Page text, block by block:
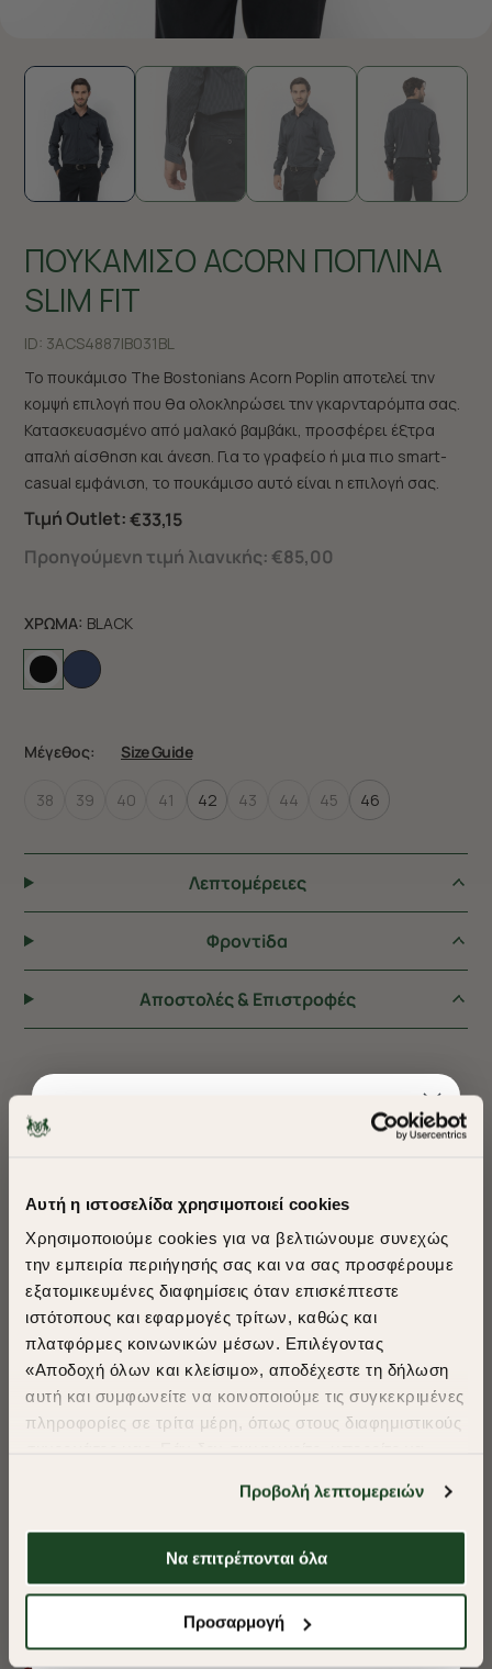
Αυτή η ιστοσελίδα χρησιμοποιεί cookies
Χρησιμοποιούμε cookies για να βελτιώνουμε συνεχώς
την εμπειρία περιήγησής σας και να σας προσφέρουμε
εξατομικευμένες διαφημίσεις όταν επισκέπτεστε
ιστότοπους και εφαρμογές τρίτων, καθώς και
πλατφόρμες κοινωνικών μέσων. Επιλέγοντας
«Αποδοχή όλων και κλείσιμο», αποδέχεστε τη δήλωση
αυτή και συμφωνείτε να κοινοποιούμε τις συγκεκριμένες
πληροφορίες σε τρίτα μέρη, όπως στους διαφημιστικούς
απαιτούμενα cookies» και θα περιοριστούμε
στα cookies και τις τεχνολογίες που είναι απολύτως
απαραίτητα για την ασφαλή απόδοση και
λειτουργικότητα της ιστοσελίδας μας. Ωστόσο, λάβετε
θα μπορούμε να συλλέξουμε πληροφορίες που θα
Προβολή λεπτομερειών
Να επιτρέπονται όλα
Προσαρμογή
ΠΟΥΚΑΜΙΣΟ ACORN ΠΟΠΛΙΝΑ
SLIM FIT
ID: 3ACS4887|B031BL
Το πουκάμισο The Bostonians Acorn Poplin αποτελεί την
κομψή επιλογή που θα ολοκληρώσει την γκαρνταρόμπα σας.
Κατασκευασμένο από μαλακό βαμβάκι, προσφέρει έξτρα
απαλή αίσθηση και άνεση. Για το γραφείο ή μια πιο smart-
casual εμφάνιση, το πουκάμισο αυτό είναι η επιλογή σας.
Τιμή Outlet:€33,15
Προηγούμενη τιμή λιανικής: €85,00
ΧΡΩΜΑ: BLACK
Μέγεθος: Size Guide
38 39 40 41 42 43 44 45 46
Λεπτομέρειες
Φροντiδα
Αποστολές & Επιστροφές
ΠΡΟΤΕΙΝΟΥΜΕ ΓΙΑ ΕΣΑΣ
ΠΟΥΚΑΜΙΣΟ OXFORD REGULAR FIT
​
A Season of Style
SUMMER SALE
Shop Now